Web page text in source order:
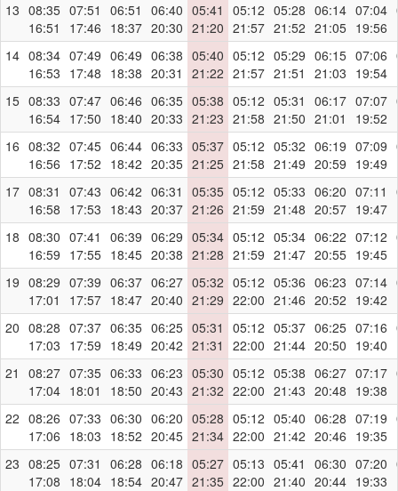
13 08:35
16:51
07:51
17:46
06:51
18:37
06:40
20:30
05:41
21:20
05:12
21:57
05:28
21:52
06:14
21:05
07:04
19:56
14 08:34
16:53
07:49
17:48
06:49
18:38
06:38
20:31
05:40
21:22
05:12
21:57
05:29
21:51
06:15
21:03
07:06
19:54
15 08:33
16:54
07:47
17:50
06:46
18:40
06:35
20:33
05:38
21:23
05:12
21:58
05:31
21:50
06:17
21:01
07:07
19:52
16 08:32
16:56
07:45
17:52
06:44
18:42
06:33
20:35
05:37
21:25
05:12
21:58
05:32
21:49
06:19
20:59
07:09
19:49
17 08:31
16:58
07:43
17:53
06:42
18:43
06:31
20:37
05:35
21:26
05:12
21:59
05:33
21:48
06:20
20:57
07:11
19:47
18 08:30
16:59
07:41
17:55
06:39
18:45
06:29
20:38
05:34
21:28
05:12
21:59
05:34
21:47
06:22
20:55
07:12
19:45
19 08:29
17:01
07:39
17:57
06:37
18:47
06:27
20:40
05:32
21:29
05:12
22:00
05:36
21:46
06:23
20:52
07:14
19:42
20 08:28
17:03
07:37
17:59
06:35
18:49
06:25
20:42
05:31
21:31
05:12
22:00
05:37
21:44
06:25
20:50
07:16
19:40
21
08:27
17:04
07:35
18:01
06:33
18:50
06:23
20:43
05:30
21:32
05:12
22:00
05:38
21:43
06:27
20:48
07:17
19:38
22 08:26
17:06
07:33
18:03
06:30
18:52
06:20
20:45
05:28
21:34
05:12
22:00
05:40
21:42
06:28
20:46
07:19
19:35
23 08:25
17:08
07:31
18:04
06:28
18:54
06:18
20:47
05:27
21:35
05:13
22:00
05:41
21:40
06:30
20:44
07:20
19:33